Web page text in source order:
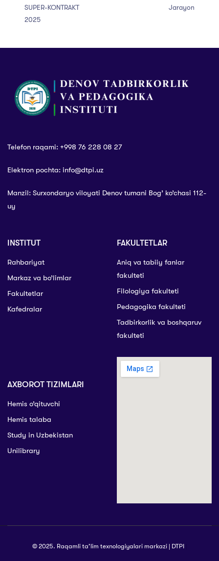
SUPER-KONTRAKT
2025
Jarayon
Telefon raqami: +998 76 228 08 27
Elektron pochta: info@dtpi.uz
Manzil: Surxondaryo viloyati Denov tumani Bog’ ko’chasi 112-
uy
INSTITUT
Rahbariyat
Markaz va bo’limlar
Fakultetlar
Kafedralar
FAKULTETLAR
Aniq va tabiiy fanlar
fakulteti
Filologiya fakulteti
Pedagogika fakulteti
Tadbirkorlik va boshqaruv
fakulteti
AXBOROT TIZIMLARI
Hemis o’qituvchi
Hemis talaba
Study in Uzbekistan
Unilibrary
© 2025. Raqamli ta’lim texnologiyalari markazi | DTPI